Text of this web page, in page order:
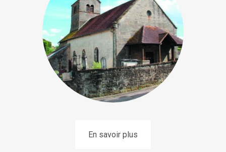
En savoir plus